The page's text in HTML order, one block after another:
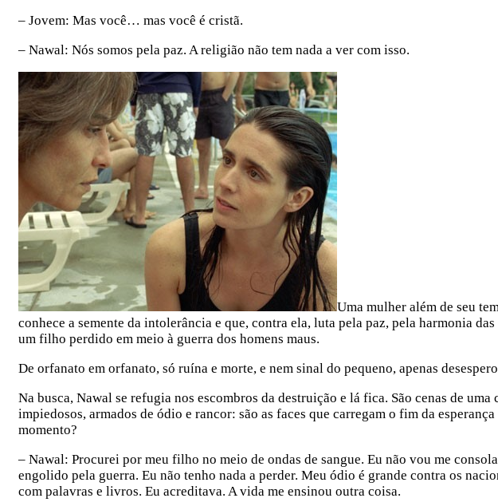
– Jovem: Mas você… mas você é cristã.
– Nawal: Nós somos pela paz. A religião não tem nada a ver com isso.
Uma mulher além de seu
conhece a semente da intolerância e que, contra ela, luta pela paz, pela harmonia
um filho perdido em meio à guerra dos homens maus.
De orfanato em orfanato, só ruína e morte, e nem sinal do pequeno, apenas
Na busca, Nawal se refugia nos escombros da destruição e lá fica. São cenas de
impiedosos, armados de ódio e rancor: são as faces que carregam o fim da
momento?
– Nawal: Procurei por meu filho no meio de ondas de sangue. Eu não vou me
engolido pela guerra. Eu não tenho nada a perder. Meu ódio é grande contra os
com palavras e livros. Eu acreditava. A vida me ensinou outra coisa.